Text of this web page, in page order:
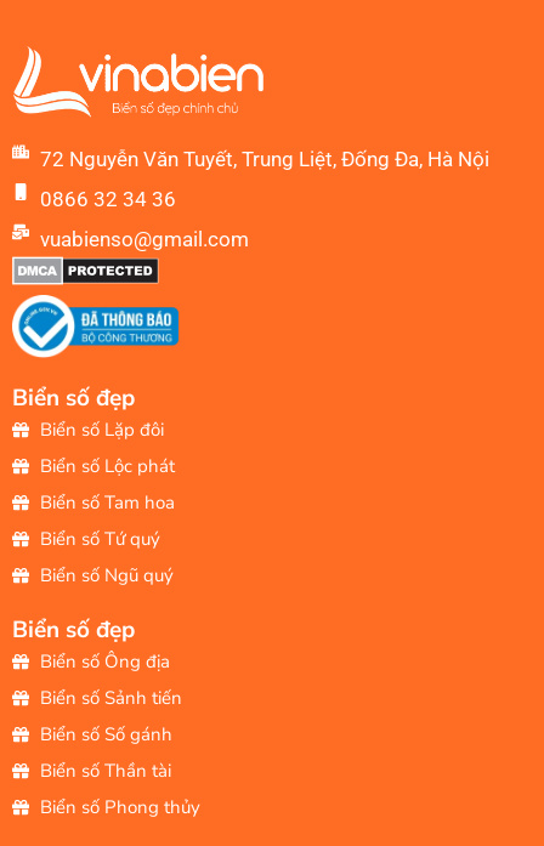
72 Nguyễn Văn Tuyết, Trung Liệt, Đống Đa, Hà Nội
0866 32 34 36
vuabienso@gmail.com
Biển số đẹp
Biển số Lặp đôi
Biển số Lộc phát
Biển số Tam hoa
Biển số Tứ quý
Biển số Ngũ quý
Biển số đẹp
Biển số Ông địa
Biển số Sảnh tiến
Biển số Số gánh
Biển số Thần tài
Biển số Phong thủy